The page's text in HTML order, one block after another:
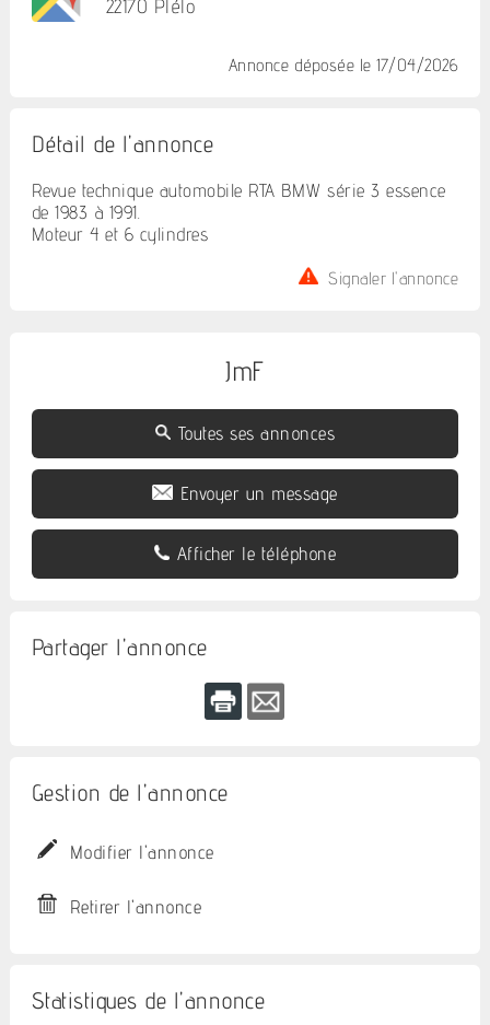
22170 Plélo
Annonce déposée le 17/04/2026
Détail de l'annonce
Revue technique automobile RTA BMW série 3 essence
de 1983 à 1991.
Moteur 4 et 6 cylindres
Signaler l'annonce
JmF
Toutes ses annonces
Envoyer un message
Afficher le téléphone
Partager l'annonce
Gestion de l'annonce
Modifier l'annonce
Retirer l'annonce
Statistiques de l'annonce